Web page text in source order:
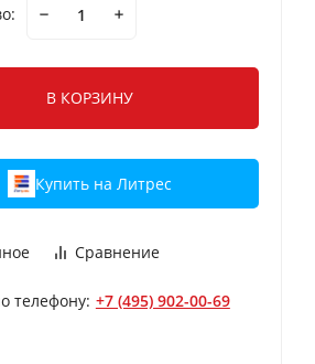
В КОРЗИНУ
Купить на Литрес
Сравнение
телефону: +7 (495) 902-00-69